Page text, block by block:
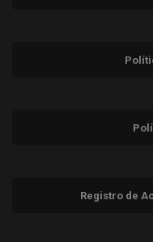
Registro de